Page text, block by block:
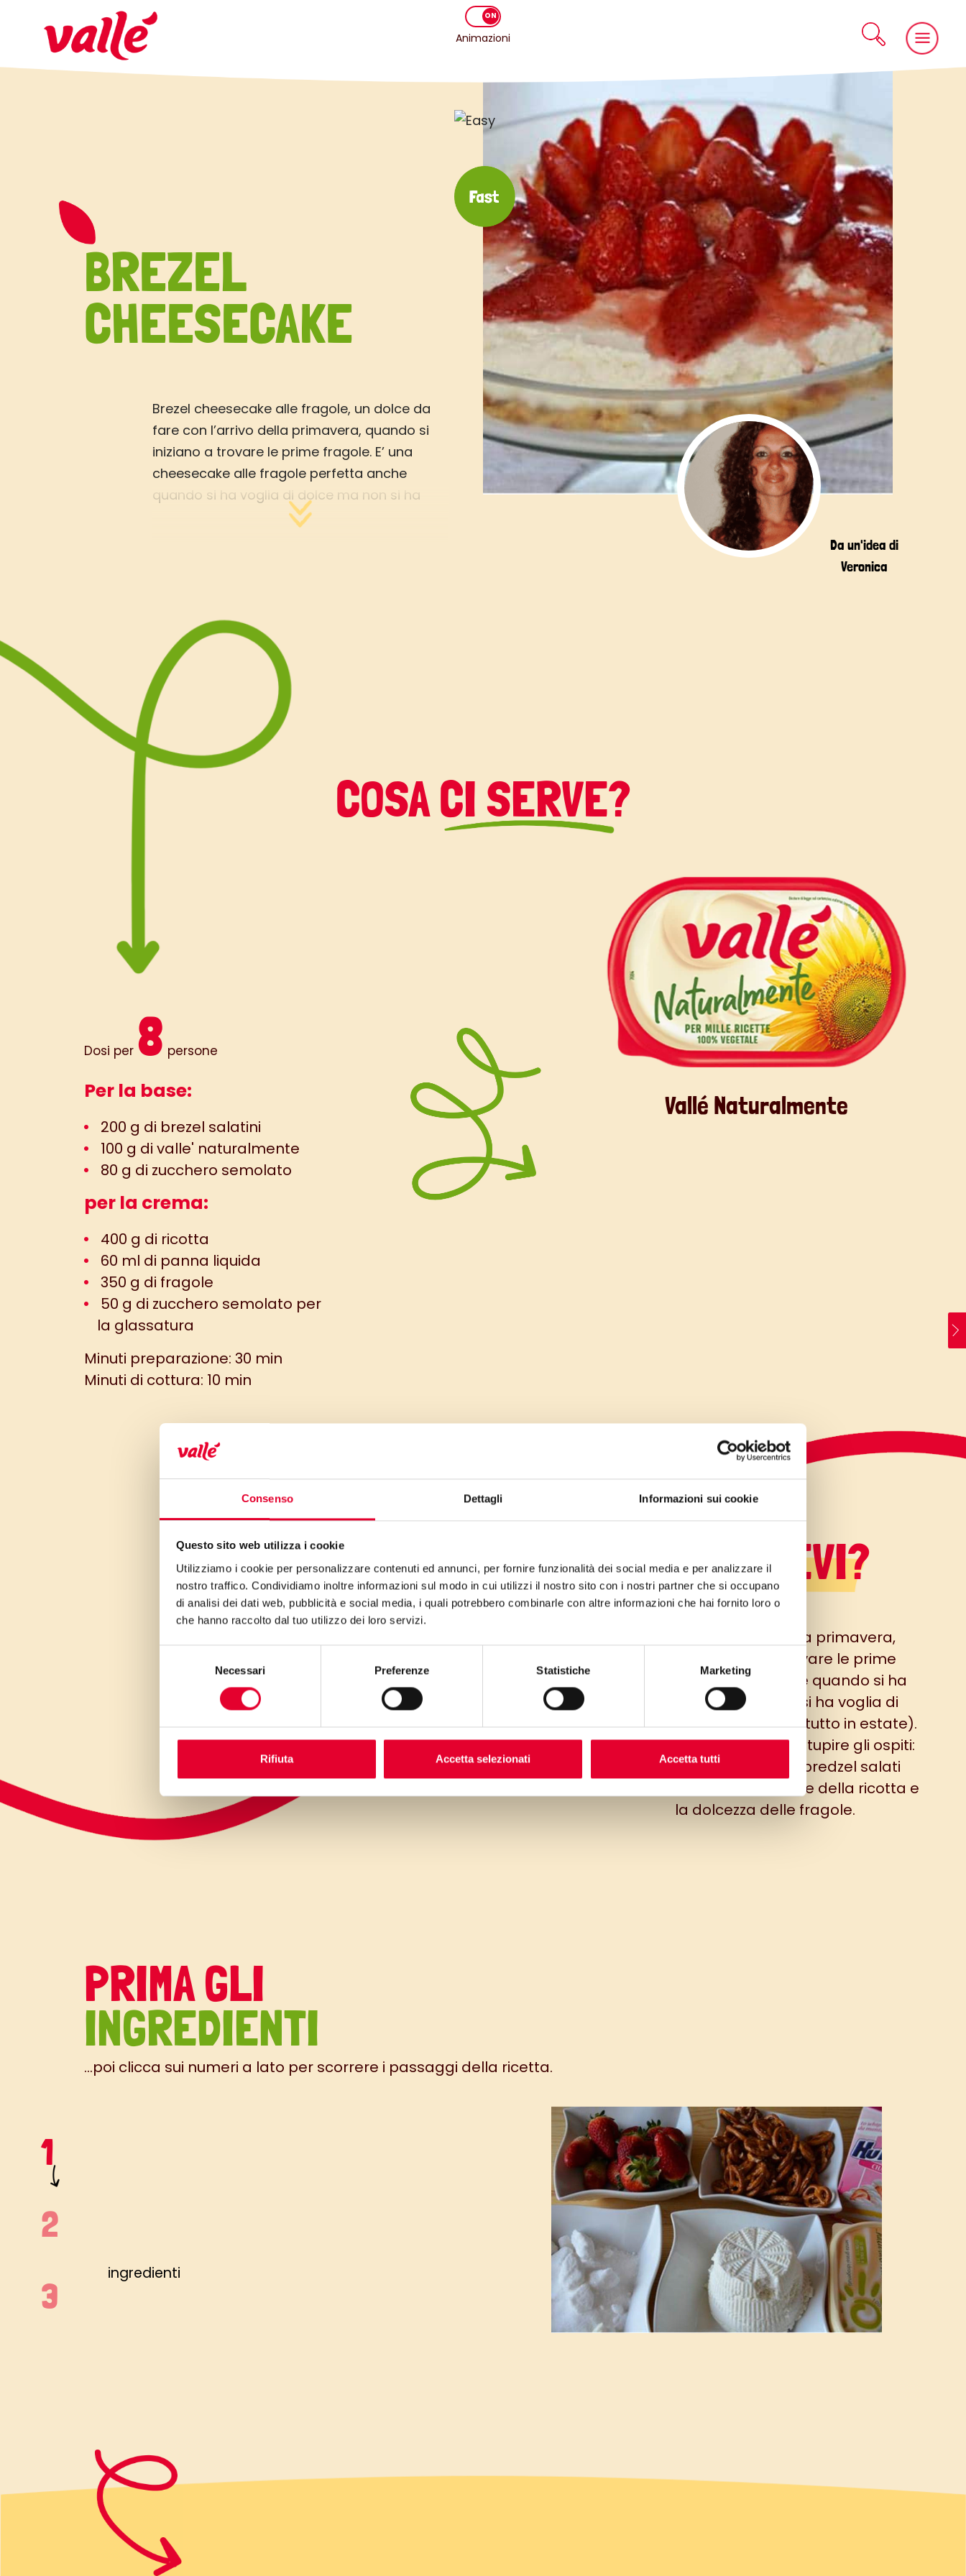
Consenso Dettagli Informazioni sui cookie
Questo sito web utilizza i cookie
Utilizziamo i cookie per personalizzare contenuti ed annunci, per fornire funzionalità dei social media e per analizzare il
nostro traffico. Condividiamo inoltre informazioni sul modo in cui utilizzi il nostro sito con i nostri partner che si occupano
di analisi dei dati web, pubblicità e social media, i quali potrebbero combinarle con altre informazioni che hai fornito loro o
che hanno raccolto dal tuo utilizzo dei loro servizi.
Necessari Preferenze Statistiche Marketing
Rifiuta Accetta selezionati Accetta tutti
Animazioni
BREZEL
CHEESECAKE
Brezel cheesecake alle fragole, un dolce da
fare con l’arrivo della primavera, quando si
iniziano a trovare le prime fragole. E’ una
cheesecake alle fragole perfetta anche
quando si ha voglia di dolce ma non si ha
voglia di accendere il forno (soprattutto in
delle fragole.
Da un'idea di
Veronica
COSA CI SERVE?
Dosi per 8 persone
Per la base:
200 g di brezel salatini
100 g di valle' naturalmente
80 g di zucchero semolato
per la crema:
400 g di ricotta
60 ml di panna liquida
350 g di fragole
50 g di zucchero semolato per
la glassatura
Minuti preparazione: 30 min
Minuti di cottura: 10 min
Vallé Naturalmente
LO SAPEVI?
Da fare con l’arrivo della primavera,
quando si iniziano a trovare le prime
fragole. E’ perfetta anche quando si ha
voglia di dolce ma non si ha voglia di
accendere il forno (soprattutto in estate).
E’ un’idea particolare per stupire gli ospiti:
una base biscotto con i bredzel salati
incontrano l’armonia soffice della ricotta e
la dolcezza delle fragole.
PRIMA GLI
INGREDIENTI
...poi clicca sui numeri a lato per scorrere i passaggi della ricetta.
ingredienti